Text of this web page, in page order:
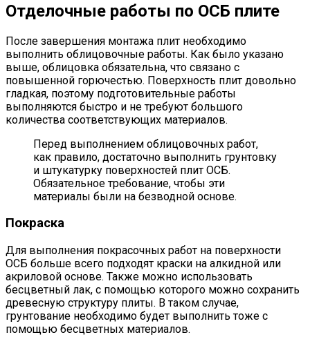
Отделочные работы по ОСБ плите
После завершения монтажа плит необходимо
выполнить облицовочные работы. Как было указано
выше, облицовка обязательна, что связано с
повышенной горючестью. Поверхность плит довольно
гладкая, поэтому подготовительные работы
выполняются быстро и не требуют большого
количества соответствующих материалов.
Перед выполнением облицовочных работ,
как правило, достаточно выполнить грунтовку
и штукатурку поверхностей плит ОСБ.
Обязательное требование, чтобы эти
материалы были на безводной основе.
Покраска
Для выполнения покрасочных работ на поверхности
ОСБ больше всего подходят краски на алкидной или
акриловой основе. Также можно использовать
бесцветный лак, с помощью которого можно сохранить
древесную структуру плиты. В таком случае,
грунтование необходимо будет выполнить тоже с
помощью бесцветных материалов.